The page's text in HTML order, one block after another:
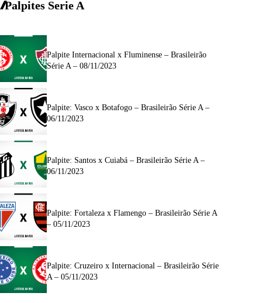
Palpites Serie A
Palpite Internacional x Fluminense – Brasileirão
Série A – 08/11/2023
Palpite: Vasco x Botafogo – Brasileirão Série A –
06/11/2023
Palpite: Santos x Cuiabá – Brasileirão Série A –
06/11/2023
Palpite: Fortaleza x Flamengo – Brasileirão Série A
– 05/11/2023
Palpite: Cruzeiro x Internacional – Brasileirão Série
A – 05/11/2023